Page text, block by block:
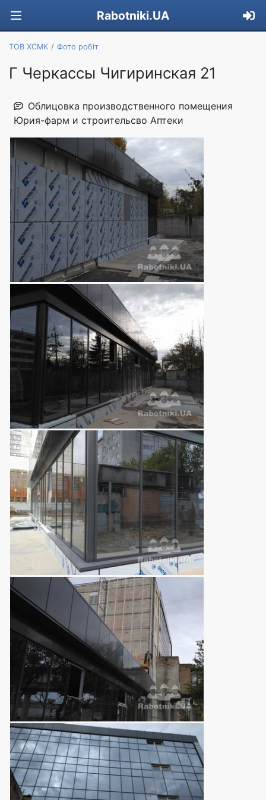
Rabotniki.UA
ТОВ ХСМК Фото робіт
Г Черкассы Чигиринская 21
Облицовка производственного помещения
Юрия-фарм и строительсво Аптеки